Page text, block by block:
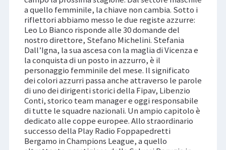
a quello femminile, la chiave non cambia. Sotto i
riflettori abbiamo messo le due registe azzurre:
Leo Lo Bianco risponde alle 30 domande del
nostro direttore, Stefano Michelini. Stefania
Dall’Igna, la sua ascesa con la maglia di Vicenza e
la conquista di un posto in azzurro, è il
personaggio femminile del mese. Il significato
dei colori azzurri passa anche attraverso le parole
di uno dei dirigenti storici della Fipav, Libenzio
Conti, storico team manager e oggi responsabile
di tutte le squadre nazionali. Un ampio capitolo è
dedicato alle coppe europee. Allo straordinario
successo della Play Radio Foppapedretti
Bergamo in Champions League, a quello